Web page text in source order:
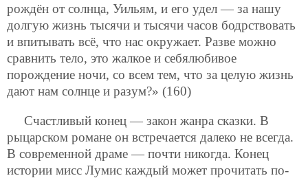
рождён от солнца, Уильям, и его удел — за нашу
долгую жизнь тысячи и тысячи часов бодрствовать
и впитывать всё, что нас окружает. Разве можно
сравнить тело, это жалкое и себялюбивое
порождение ночи, со всем тем, что за целую жизнь
дают нам солнце и разум?» (160)
Счастливый конец — закон жанра сказки. В
рыцарском романе он встречается далеко не всегда.
В современной драме — почти никогда. Конец
истории мисс Лумис каждый может прочитать по-